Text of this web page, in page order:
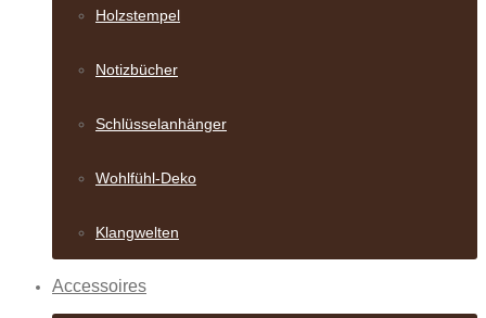
Holzstempel
Notizbücher
Schlüsselanhänger
Wohlfühl-Deko
Klangwelten
Accessoires